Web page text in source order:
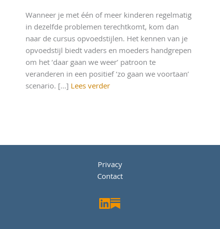
Wanneer je met één of meer kinderen regelmatig
in dezelfde problemen terechtkomt, kom dan
naar de cursus opvoedstijlen. Het kennen van je
opvoedstijl biedt vaders en moeders handgrepen
om het ‘daar gaan we weer’ patroon te
veranderen in een positief ‘zo gaan we voortaan’
scenario. [...] Lees verder
Privacy
Contact